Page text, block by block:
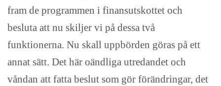
fram de programmen i finansutskottet och
besluta att nu skiljer vi på dessa två
funktionerna. Nu skall uppbörden göras på ett
annat sätt. Det här oändliga utredandet och
våndan att fatta beslut som gör förändringar, det